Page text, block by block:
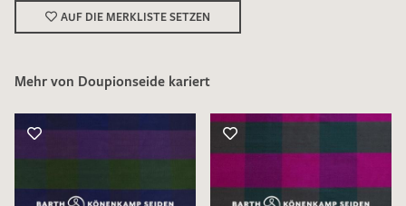
genommen und akzeptiere diese.
MUSTERANFRAGE SENDEN
AUF DIE MERKLISTE SETZEN
Mehr von Doupionseide kariert